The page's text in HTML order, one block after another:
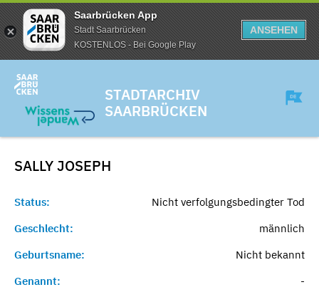
Saarbrücken App
Stadt Saarbrücken
KOSTENLOS - Bei Google Play
ANSEHEN
STADTARCHIV
SAARBRÜCKEN
SALLYJOSEPH
Status:
Nicht verfolgungsbedingter Tod
Geschlecht:
männlich
Geburtsname:
Nicht bekannt
Genannt:
-